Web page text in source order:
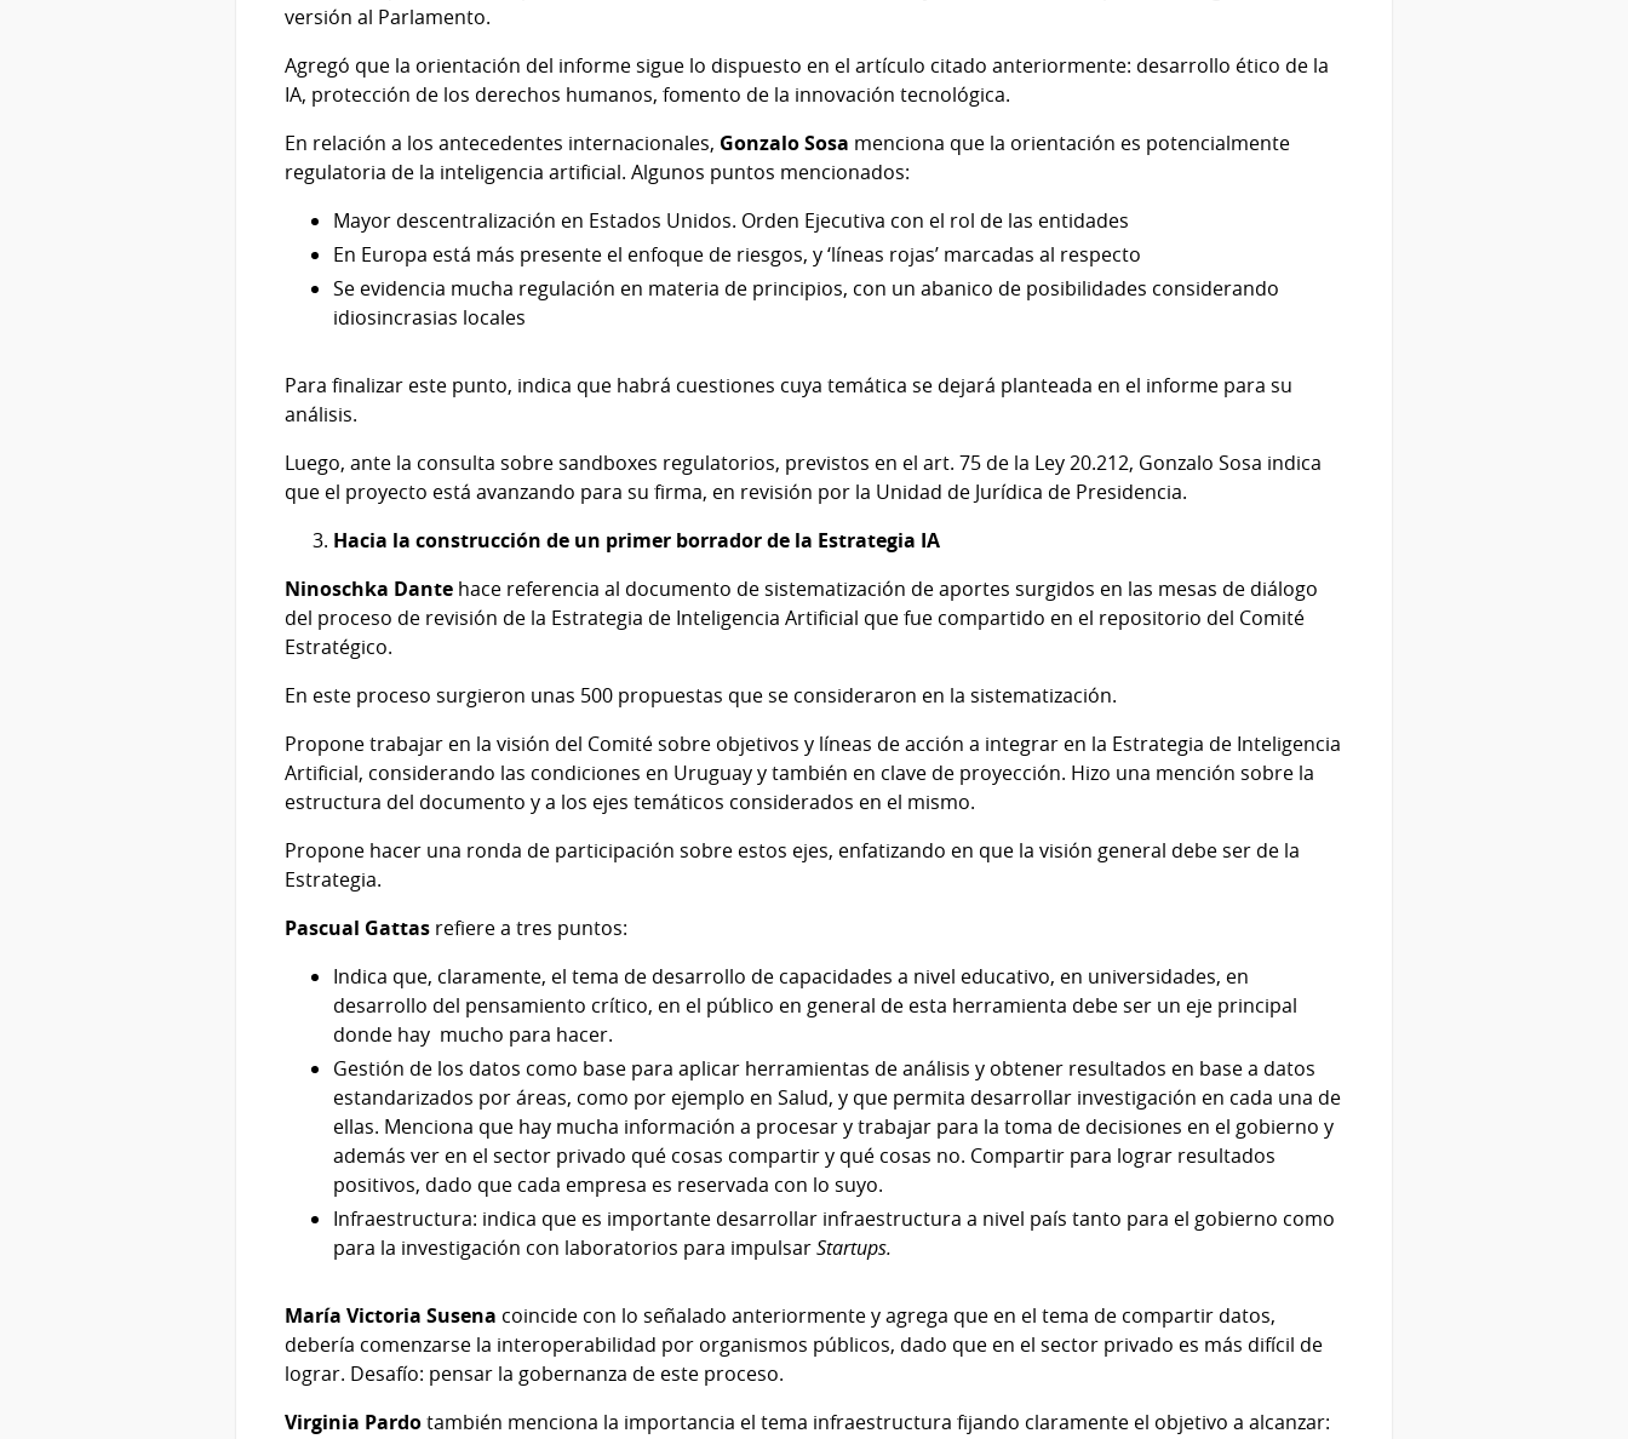
versión al Parlamento.
Agregó que la orientación del informe sigue lo dispuesto en el artículo citado anteriormente: desarrollo ético de la
IA, protección de los derechos humanos, fomento de la innovación tecnológica.
En relación a los antecedentes internacionales, Gonzalo Sosa menciona que la orientación es potencialmente
regulatoria de la inteligencia artificial. Algunos puntos mencionados:
Mayor descentralización en Estados Unidos. Orden Ejecutiva con el rol de las entidades
En Europa está más presente el enfoque de riesgos, y ‘líneas rojas’ marcadas al respecto
Se evidencia mucha regulación en materia de principios, con un abanico de posibilidades considerando
idiosincrasias locales
Para finalizar este punto, indica que habrá cuestiones cuya temática se dejará planteada en el informe para su
análisis.
Luego, ante la consulta sobre sandboxes regulatorios, previstos en el art. 75 de la Ley 20.212, Gonzalo Sosa indica
que el proyecto está avanzando para su firma, en revisión por la Unidad de Jurídica de Presidencia.
Hacia la construcción de un primer borrador de la Estrategia IA
Ninoschka Dante hace referencia al documento de sistematización de aportes surgidos en las mesas de diálogo
del proceso de revisión de la Estrategia de Inteligencia Artificial que fue compartido en el repositorio del Comité
Estratégico.
En este proceso surgieron unas 500 propuestas que se consideraron en la sistematización.
Propone trabajar en la visión del Comité sobre objetivos y líneas de acción a integrar en la Estrategia de Inteligencia
Artificial, considerando las condiciones en Uruguay y también en clave de proyección. Hizo una mención sobre la
estructura del documento y a los ejes temáticos considerados en el mismo.
Propone hacer una ronda de participación sobre estos ejes, enfatizando en que la visión general debe ser de la
Estrategia.
Pascual Gattas refiere a tres puntos:
Indica que, claramente, el tema de desarrollo de capacidades a nivel educativo, en universidades, en
desarrollo del pensamiento crítico, en el público en general de esta herramienta debe ser un eje principal
donde hay mucho para hacer.
Gestión de los datos como base para aplicar herramientas de análisis y obtener resultados en base a datos
estandarizados por áreas, como por ejemplo en Salud, y que permita desarrollar investigación en cada una de
ellas. Menciona que hay mucha información a procesar y trabajar para la toma de decisiones en el gobierno y
además ver en el sector privado qué cosas compartir y qué cosas no. Compartir para lograr resultados
positivos, dado que cada empresa es reservada con lo suyo.
Infraestructura: indica que es importante desarrollar infraestructura a nivel país tanto para el gobierno como
para la investigación con laboratorios para impulsarStartups.
María Victoria Susena coincide con lo señalado anteriormente y agrega que en el tema de compartir datos,
debería comenzarse la interoperabilidad por organismos públicos, dado que en el sector privado es más difícil de
lograr. Desafío: pensar la gobernanza de este proceso.
Virginia Pardotambién menciona la importancia el tema infraestructura fijando claramente el objetivo a alcanzar: